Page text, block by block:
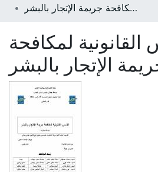
Statistics
الأسس القانونية لمكافحة جريمة الإتجار بالبشر
لمكافحة
الإتجار بالبشر